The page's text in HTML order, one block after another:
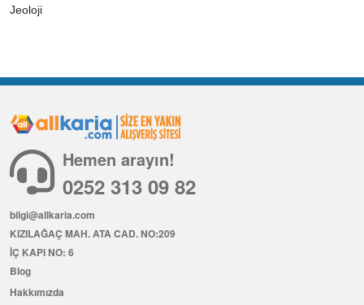
Jeoloji
Hemen arayın!
0252 313 09 82
bilgi@allkaria.com
KIZILAĞAÇ MAH. ATA CAD. NO:209
İÇ KAPI NO: 6
Blog
Hakkımızda